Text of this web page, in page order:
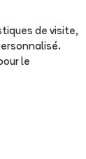
de visite,
le